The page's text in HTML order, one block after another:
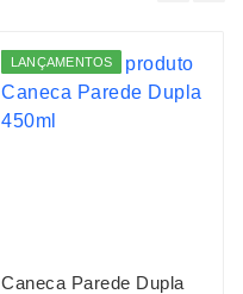
LANÇAMENTOS
Caneca Parede Dupla